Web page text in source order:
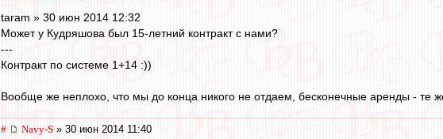
taram » 30 июн 2014 12:32
Может у Кудряшова был 15-летний контракт с нами?
---
Контракт по системе 1+14 :))
Вообще же неплохо, что мы до конца никого не отдаем, бесконечные аренды - те
# Navy-S » 30 июн 2014 11:40